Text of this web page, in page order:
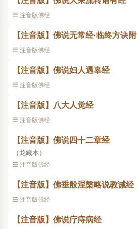
注音版佛经
【注音版】佛说无常经·临终方诀附
注音版佛经
【注音版】佛说妇人遇辜经
注音版佛经
【注音版】八大人觉经
注音版佛经
【注音版】佛说四十二章经
（龙藏本）
注音版佛经
【注音版】佛垂般涅槃略说教诫经
注音版佛经
【注音版】佛说疗痔病经